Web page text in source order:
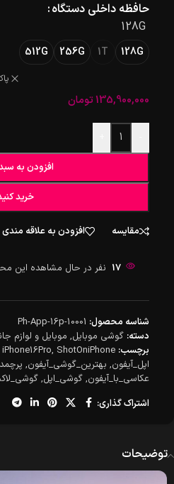
حافظه داخلی دستگاه
128G
128G
1T
256G
512G
135,900,000تومان
افزودن به
خرید
مقایسه افزودن به علاقه مندی
17 نفر در حال مشاهده این
شناسه محصول: Ph-App-16p-10001
دسته: گوشی موبایل, موبایل و لوازم
برچسب:
iPhone16Pro, ShotOniPhone
اپل_آیفون, بهترین_گوشی_آیفون,
عکاسی_با_آیفون, گوشی_اپل,
اشتراک گذاری:
توضیحات